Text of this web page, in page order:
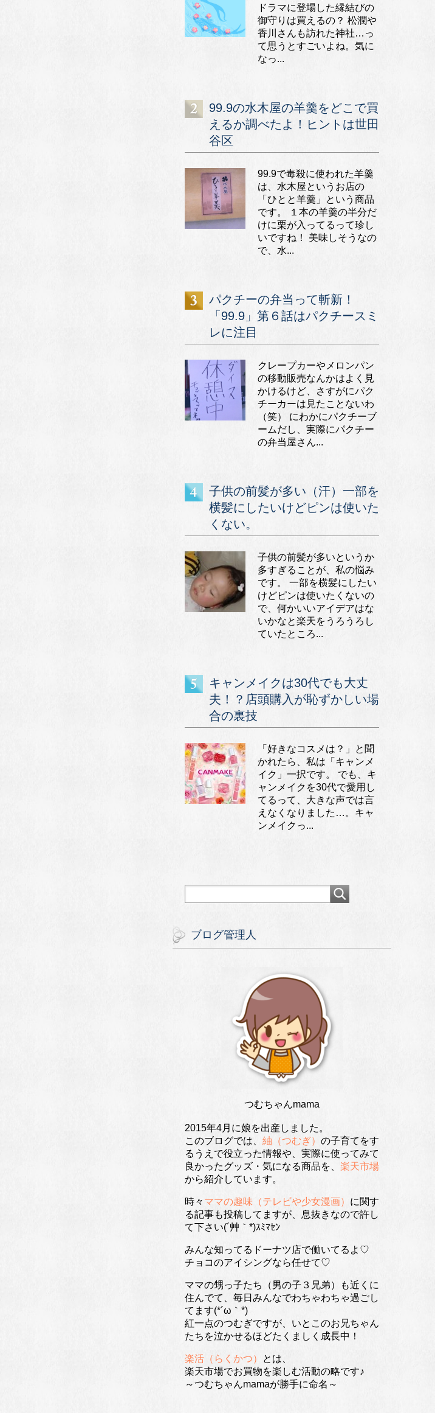
ドラマに登場した縁結びの
御守りは買えるの？ 松潤や
香川さんも訪れた神社…っ
て思うとすごいよね。気に
なっ...
99.9の水木屋の羊羹をどこで買
えるか調べたよ！ヒントは世田
谷区
99.9で毒殺に使われた羊羹
は、水木屋というお店の
「ひとと羊羹」という商品
です。 １本の羊羹の半分だ
けに栗が入ってるって珍し
いですね！ 美味しそうなの
で、水...
パクチーの弁当って斬新！
「99.9」第６話はパクチースミ
レに注目
クレープカーやメロンパン
の移動販売なんかはよく見
かけるけど、さすがにパク
チーカーは見たことないわ
（笑） にわかにパクチーブ
ームだし、実際にパクチー
の弁当屋さん...
子供の前髪が多い（汗）一部を
横髪にしたいけどピンは使いた
くない。
子供の前髪が多いというか
多すぎることが、私の悩み
です。 一部を横髪にしたい
けどピンは使いたくないの
で、何かいいアイデアはな
いかなと楽天をうろうろし
ていたところ...
キャンメイクは30代でも大丈
夫！？店頭購入が恥ずかしい場
合の裏技
「好きなコスメは？」と聞
かれたら、私は「キャンメ
イク」一択です。 でも、キ
ャンメイクを30代で愛用し
てるって、大きな声では言
えなくなりました…。キャ
ンメイクっ...
ブログ管理人
つむちゃんmama
2015年4月に娘を出産しました。
このブログでは、 紬（つむぎ） の子育てをす
るうえで役立った情報や、実際に使ってみて
良かったグッズ・気になる商品を、 楽天市場
から紹介しています。
時々 ママの趣味（テレビや少女漫画） に関す
る記事も投稿してますが、息抜きなので許し
て下さい(´艸｀*)ｽﾐﾏｾﾝ
みんな知ってるドーナツ店で働いてるよ♡
チョコのアイシングなら任せて♡
ママの甥っ子たち（男の子３兄弟）も近くに
住んでて、毎日みんなでわちゃわちゃ過ごし
てます(*´ω｀*)
紅一点のつむぎですが、いとこのお兄ちゃん
たちを泣かせるほどたくましく成長中！
楽活（らくかつ）
とは、
楽天市場でお買物を楽しむ活動の略です♪
～つむちゃんmamaが勝手に命名～